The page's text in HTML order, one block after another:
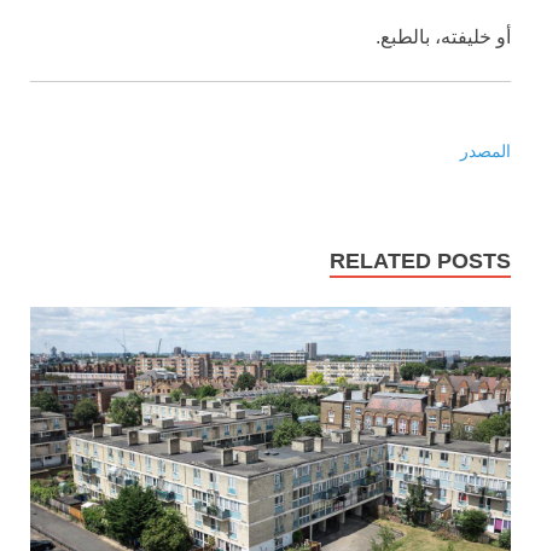
أو خليفته، بالطبع.
المصدر
RELATED POSTS